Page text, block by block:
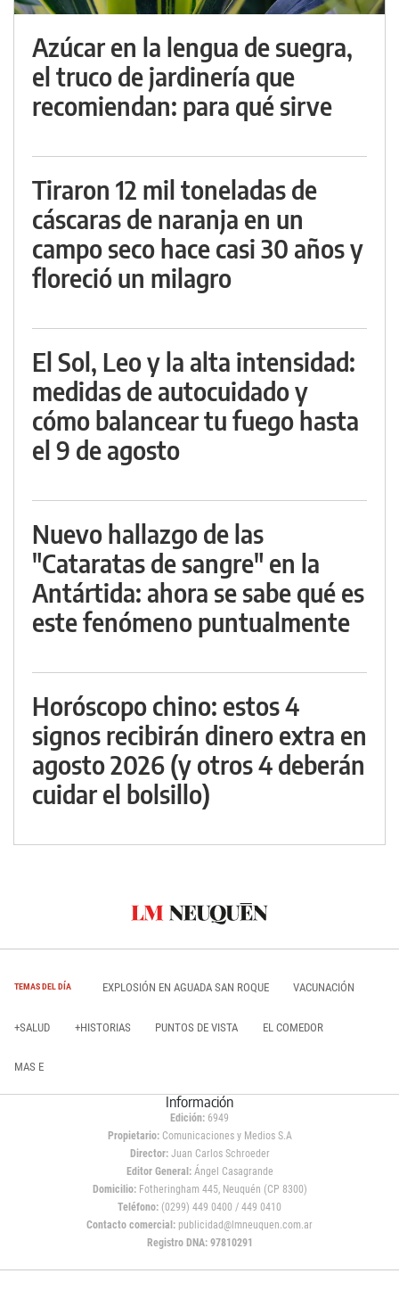
Azúcar en la lengua de suegra,
el truco de jardinería que
recomiendan: para qué sirve
Tiraron 12 mil toneladas de
cáscaras de naranja en un
campo seco hace casi 30 años y
floreció un milagro
El Sol, Leo y la alta intensidad:
medidas de autocuidado y
cómo balancear tu fuego hasta
el 9 de agosto
Nuevo hallazgo de las
"Cataratas de sangre" en la
Antártida: ahora se sabe qué es
este fenómeno puntualmente
Horóscopo chino: estos 4
signos recibirán dinero extra en
agosto 2026 (y otros 4 deberán
cuidar el bolsillo)
TEMAS DEL DÍA EXPLOSIÓN EN AGUADA SAN ROQUE VACUNACIÓN
+SALUD +HISTORIAS PUNTOS DE VISTA EL COMEDOR
MAS E
Información
Edición: 6949
Propietario:Comunicaciones y Medios S.A
Director: Juan Carlos Schroeder
Editor General:Ángel Casagrande
Domicilio:Fotheringham 445, Neuquén (CP 8300)
Teléfono: (0299) 449 0400 / 449 0410
Contacto comercial: publicidad@lmneuquen.com.ar
Registro DNA: 97810291